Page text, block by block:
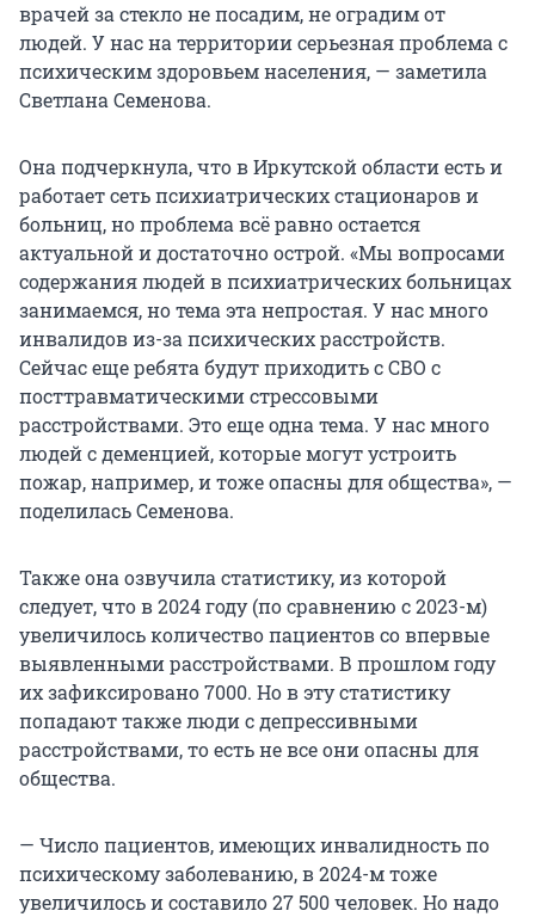
врачей за стекло не посадим, не оградим от
людей. У нас на территории серьезная проблема с
психическим здоровьем населения, — заметила
Светлана Семенова.
Она подчеркнула, что в Иркутской области есть и
работает сеть психиатрических стационаров и
больниц, но проблема всё равно остается
актуальной и достаточно острой. «Мы вопросами
содержания людей в психиатрических больницах
занимаемся, но тема эта непростая. У нас много
инвалидов из-за психических расстройств.
Сейчас еще ребята будут приходить с СВО с
посттравматическими стрессовыми
расстройствами. Это еще одна тема. У нас много
людей с деменцией, которые могут устроить
пожар, например, и тоже опасны для общества», —
поделилась Семенова.
Также она озвучила статистику, из которой
следует, что в 2024 году (по сравнению с2023-м)
увеличилось количество пациентов со впервые
выявленными расстройствами. В прошлом году
их зафиксировано 7000. Но в эту статистику
попадают также люди с депрессивными
расстройствами, то есть не все они опасны для
общества.
— Число пациентов, имеющих инвалидность по
психическому заболеванию, в 2024-м тоже
увеличилось и составило 27 500 человек. Но надо